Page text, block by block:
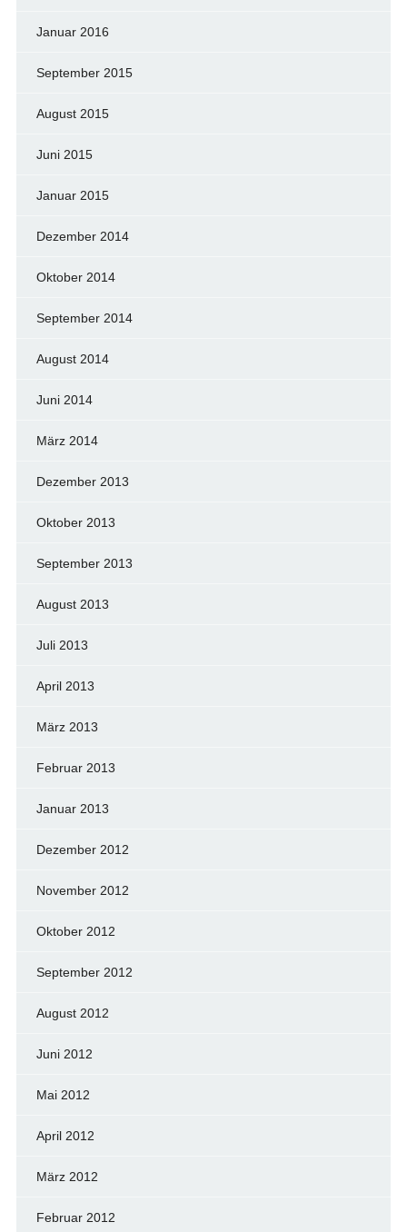
Januar 2016
September 2015
August 2015
Juni 2015
Januar 2015
Dezember 2014
Oktober 2014
September 2014
August 2014
Juni 2014
März 2014
Dezember 2013
Oktober 2013
September 2013
August 2013
Juli 2013
April 2013
März 2013
Februar 2013
Januar 2013
Dezember 2012
November 2012
Oktober 2012
September 2012
August 2012
Juni 2012
Mai 2012
April 2012
März 2012
Februar 2012